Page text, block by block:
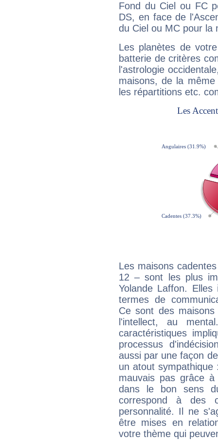
Fond du Ciel ou FC
DS, en face de
du Ciel ou MC pour la
Les planètes de
batterie de critères
l'astrologie
maisons, de la
les répartitions etc.
Les maisons
12 – sont les plus
Yolande Laffon.
termes de
Ce sont des
l'intellect, au
caractéristiques
processus
aussi par une façon
un atout
mauvais pas grâce
dans le bon sens
correspond à des
personnalité. Il ne
être mises en
votre thème qui